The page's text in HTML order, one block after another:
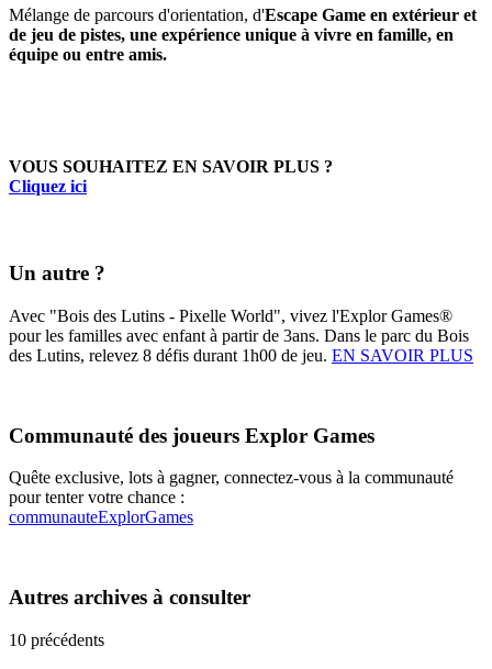
Mélange de parcours d'orientation, d'Escape Game en extérieur et
de jeu de pistes, une expérience unique à vivre en famille, en
équipe ou entre amis.
VOUS SOUHAITEZ EN SAVOIR PLUS ?
Cliquez ici
Un autre ?
Avec "Bois des Lutins - Pixelle World", vivez l'Explor Games®
pour les familles avec enfant à partir de 3ans. Dans le parc du Bois
des Lutins, relevez 8 défis durant 1h00 de jeu. EN SAVOIR PLUS
Communauté des joueurs Explor Games
Quête exclusive, lots à gagner, connectez-vous à la communauté
pour tenter votre chance :
communauteExplorGames
Autres archives à consulter
10 précédents